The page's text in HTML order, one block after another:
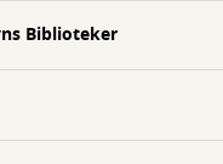
Biblioteker